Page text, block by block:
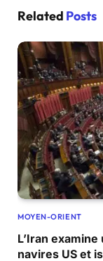
Related Posts
MOYEN-ORIENT
L’Iran
navires US et